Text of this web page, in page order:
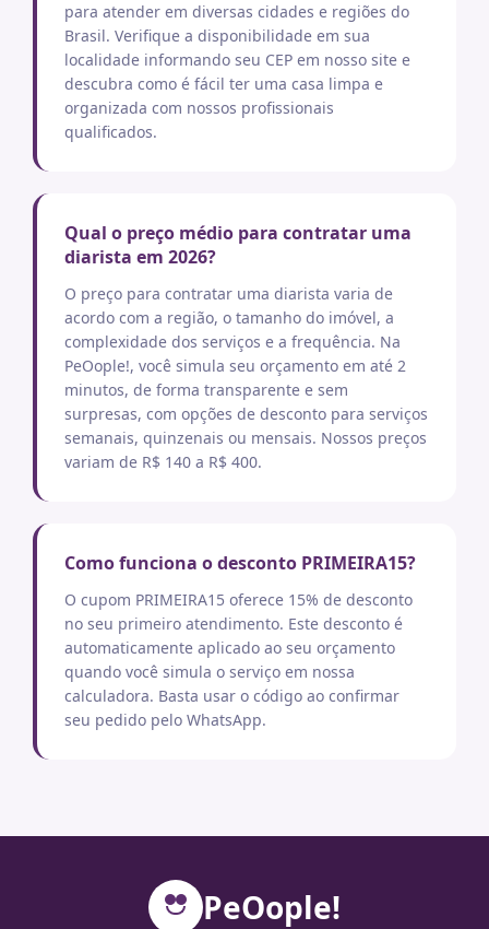
para atender em diversas cidades e regiões do
Brasil. Verifique a disponibilidade em sua
localidade informando seu CEP em nosso site e
descubra como é fácil ter uma casa limpa e
organizada com nossos profissionais
qualificados.
Qual o preço médio para contratar uma
diarista em 2026?
O preço para contratar uma diarista varia de
acordo com a região, o tamanho do imóvel, a
complexidade dos serviços e a frequência. Na
PeOople!, você simula seu orçamento em até 2
minutos, de forma transparente e sem
surpresas, com opções de desconto para serviços
semanais, quinzenais ou mensais. Nossos preços
variam de R$ 140 a R$ 400.
Como funciona o desconto PRIMEIRA15?
O cupom PRIMEIRA15 oferece 15% de desconto
no seu primeiro atendimento. Este desconto é
automaticamente aplicado ao seu orçamento
quando você simula o serviço em nossa
calculadora. Basta usar o código ao confirmar
seu pedido pelo WhatsApp.
PeOople!